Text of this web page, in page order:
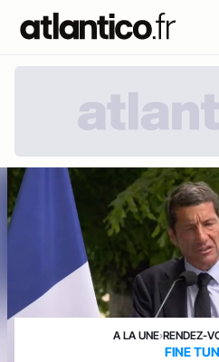
A LA UNE›RENDEZ-
FINE